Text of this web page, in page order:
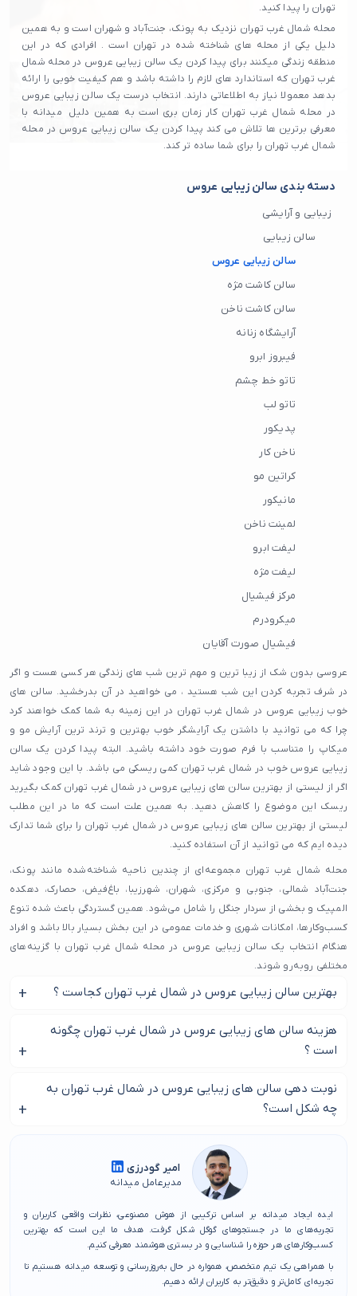
تهران را پیدا کنید.
محله شمال غرب تهران نزدیک به پونک، جنت‌آباد و شهران است و به همین
دلیل یکی از محله های شناخته شده در تهران است . افرادی که در این
منطقه زندگی میکنند برای پیدا کردن یک سالن زیبایی عروس در محله شمال
غرب تهران که استاندارد های لازم را داشته باشد و هم کیفیت خوبی را ارائه
بدهد معمولا نیاز به اطلاعاتی دارند. انتخاب درست یک سالن زیبایی عروس
در محله شمال غرب تهران کار زمان بری است به همین دلیل میدانه با
معرفی برترین ها تلاش می‌ کند پیدا کردن یک سالن زیبایی عروس در محله
شمال غرب تهران را برای شما ساده تر کند.
دسته بندی سالن زیبایی عروس
زیبایی و آرایشی
سالن زیبایی
سالن زیبایی عروس
سالن کاشت مژه
سالن کاشت ناخن
آرایشگاه زنانه
فیبروز ابرو
تاتو خط چشم
تاتو لب
پدیکور
ناخن کار
کراتین مو
مانیکور
لمینت ناخن
لیفت ابرو
لیفت مژه
مرکز فیشیال
میکرودرم
فیشیال صورت آقایان
کاور ناخن
ترمیم کار ناخن
ژلیش ناخن
کروم ناخن
فیشیال پوست
فیشیال صورت
مانیکور روسی
عروسی بدون شک از زیبا ترین و مهم ترین شب های زندگی هر کسی هست و اگر
در شرف تجربه کردن این شب هستید ، می خواهید در آن بدرخشید. سالن های
خوب زیبایی عروس در شمال غرب تهران در این زمینه به شما کمک خواهند کرد
چرا که می توانید با داشتن یک آرایشگر خوب بهترین و ترند ترین آرایش مو و
میکاپ را متناسب با فرم صورت خود داشته باشید. البته پیدا کردن یک سالن
زیبایی عروس خوب در شمال غرب تهران کمی ریسکی می باشد. با این وجود شاید
اگر از لیستی از بهترین سالن های زیبایی عروس در شمال غرب تهران کمک بگیرید
ریسک این موضوع را کاهش دهید. به همین علت است که ما در این مطلب
لیستی از بهترین سالن های زیبایی عروس در شمال غرب تهران را برای شما تدارک
دیده ایم که می توانید از آن استفاده کنید.
محله شمال غرب تهران مجموعه‌ای از چندین ناحیه شناخته‌شده مانند پونک،
جنت‌آباد شمالی، جنوبی و مرکزی، شهران، شهرزیبا، باغ‌فیض، حصارک، دهکده
المپیک و بخشی از سردار جنگل را شامل می‌شود. همین گستردگی باعث شده تنوع
کسب‌وکارها، امکانات شهری و خدمات عمومی در این بخش بسیار بالا باشد و افراد
هنگام انتخاب یک سالن زیبایی عروس در محله شمال غرب تهران با گزینه‌های
مختلفی روبه‌رو شوند.
نزدیکی به بزرگراه‌هایی مانند همت، حکیم، ستاری و یادگار امام، این محدوده را به
افراد از محله‌های اطراف مانند کن، اکباتان، دهکده المپیک، شهرک نفت و حتی
چیتگر برای استفاده از یک سالن زیبایی عروس در محله شمال غرب تهران به این
زیبایی عروس در محله شمال غرب تهران که خوش‌نام، معتبر و دارای کیفیت
خدمات خوب باشد را دوچندان می‌کند.
سایت گردآوری شده‌ اند تا روند انتخاب برای شما شفاف و سریع باشد. اگر به‌دنبال
یک تجربه مطمئن هستید، انتخاب درست سالن زیبایی عروس در محله شمال غرب
تهران می‌تواند تفاوت قابل توجهی ایجاد کند. با شناخت دقیق‌تر گزینه‌ها، پیدا
کردن سالن زیبایی عروس در محله شمال غرب تهران نه‌تنها آسان‌تر، بلکه دقیق‌تر
و نتیجه‌بخش‌تر خواهد بود.
بهترین سالن زیبایی عروس در شمال غرب تهران کجاست ؟
به سادگی از طریق این مطلب بهترین سالن زیبایی عروس در شمال
غرب تهران را پیدا کنید.
هزینه سالن های زیبایی عروس در شمال غرب تهران چگونه
است ؟
بر اساس نوع خدمات هزینه سالن های زیبایی عروس در شمال
غرب تهران متفاوت می باشد.
نوبت دهی سالن های زیبایی عروس در شمال غرب تهران به
چه شکل است؟
معمولا در مناسب های خاص وقت ها سریعا پر می شود به همین
علت بهتر است از قبل وقت بگیرید.
امیر گودرزی
مدیرعامل میدانه
ایده ایجاد میدانه بر اساس ترکیبی از هوش مصنوعی، نظرات واقعی کاربران و
تجربه‌های ما در جستجوهای گوگل شکل گرفت. هدف ما این است که بهترین
کسب‌وکارهای هر حوزه را شناسایی و در بستری هوشمند معرفی کنیم.
با همراهی یک تیم متخصص، همواره در حال به‌روزرسانی و توسعه میدانه هستیم تا
تجربه‌ای کامل‌تر و دقیق‌تر به کاربران ارائه دهیم.